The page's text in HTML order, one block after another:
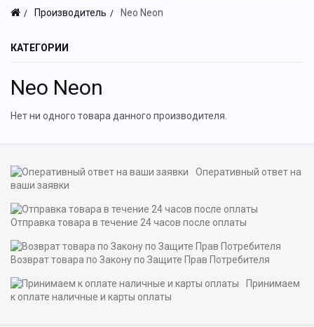
Производитель Neo Neon
КАТЕГОРИИ
Neo Neon
Нет ни одного товара данного производителя.
Оперативный ответ на
ваши заявки
Отправка товара в течение 24 часов после оплаты
Возврат товара по Закону по Защите Прав Потребителя
Принимаем
к оплате наличные и карты оплаты